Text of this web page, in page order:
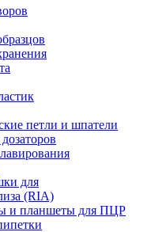
петли и шпатели
для
(RIA)
и планшеты для ПЦР